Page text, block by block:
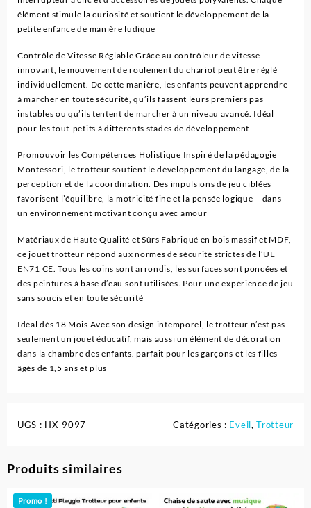
élément stimule la curiosité et soutient le développement de la
petite enfance de manière ludique
Contrôle de Vitesse Réglable Grâce au contrôleur de vitesse
innovant, le mouvement de roulement du chariot peut être réglé
individuellement. De cette manière, les enfants peuvent apprendre
à marcher en toute sécurité, qu’ils fassent leurs premiers pas
instables ou qu’ils tentent de marcher à un niveau avancé. Idéal
pour les tout-petits à différents stades de développement
Promouvoir les Compétences Holistique Inspiré de la pédagogie
Montessori, le trotteur soutient le développement du langage, de la
perception et de la coordination. Des impulsions de jeu ciblées
favorisent l’équilibre, la motricité fine et la pensée logique – dans
un environnement motivant conçu avec amour
Matériaux de Haute Qualité et Sûrs Fabriqué en bois massif et MDF,
ce jouet trotteur répond aux normes de sécurité strictes de l’UE
EN71 CE. Tous les coins sont arrondis, les surfaces sont poncées et
des peintures à base d’eau sont utilisées. Pour une expérience de jeu
sans soucis et en toute sécurité
Idéal dès 18 Mois Avec son design intemporel, le trotteur n’est pas
seulement un jouet éducatif, mais aussi un élément de décoration
dans la chambre des enfants. parfait pour les garçons et les filles
âgés de 1,5 ans et plus
UGS : HX-9097 Catégories : Eveil,Trotteur
Produits similaires
Promo !